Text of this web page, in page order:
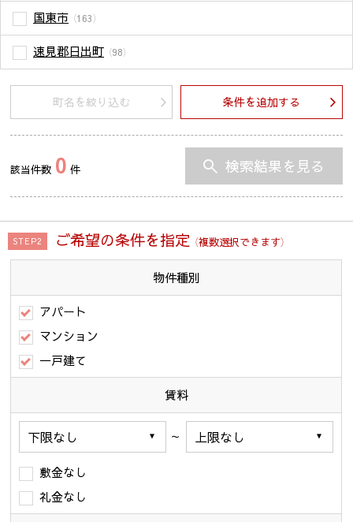
国東市 （163）
速見郡日出町 （98）
町名を絞り込む 条件を追加する
該当件数 0 件 検索結果を見る
STEP2 ご希望の条件を指定 （複数選択できます）
物件種別
アパート
マンション
一戸建て
賃料
～
敷金なし
礼金なし